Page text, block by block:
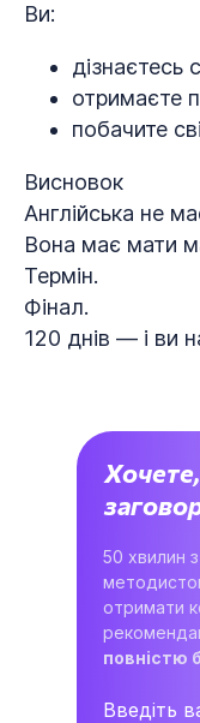
Ви:
дізнаєтесь
отримаєте
побачите
Висновок
Англійська не
Вона має мати
Термін.
Фінал.
120 днів — і ви
50 хвилин
отримати
повністю
Введіть